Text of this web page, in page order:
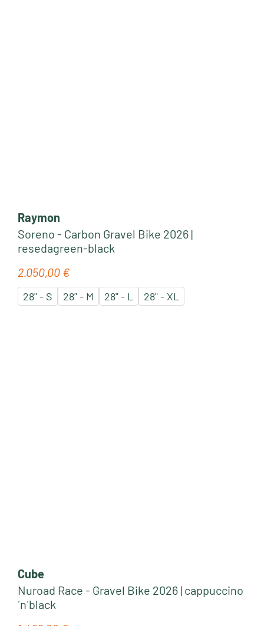
Raymon
Soreno - Carbon Gravel Bike 2026 |
resedagreen-black
Regulärer Preis:
2.050,00 €
28" - S 28" - M 28" - L 28" - XL
Cube
Nuroad Race - Gravel Bike 2026 | cappuccino
´n´black